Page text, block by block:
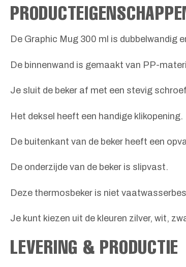
De Graphic Mug 300 ml is dubbelwandig
De binnenwand is gemaakt van PP-
Je sluit de beker af met een stevig
Het deksel heeft een handige klikopening.
De buitenkant van de beker heeft een
De onderzijde van de beker is slipvast.
Deze thermosbeker is niet
Je kunt kiezen uit de kleuren zilver, wit,
LEVERING & PRODUCTIE